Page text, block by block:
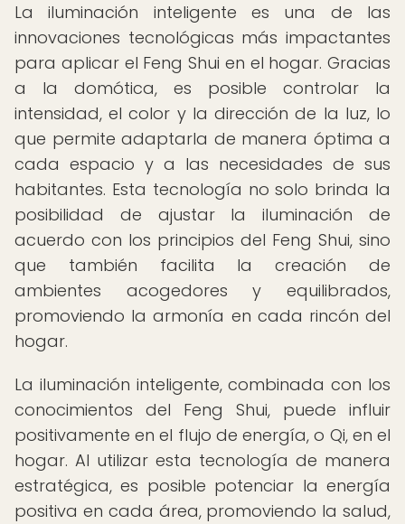
La iluminación inteligente es una de las
innovaciones tecnológicas más impactantes
para aplicar el Feng Shui en el hogar. Gracias
a la domótica, es posible controlar la
intensidad, el color y la dirección de la luz, lo
que permite adaptarla de manera óptima a
cada espacio y a las necesidades de sus
habitantes. Esta tecnología no solo brinda la
posibilidad de ajustar la iluminación de
acuerdo con los principios del Feng Shui, sino
que también facilita la creación de
ambientes acogedores y equilibrados,
promoviendo la armonía en cada rincón del
hogar.
La iluminación inteligente, combinada con los
conocimientos del Feng Shui, puede influir
positivamente en el flujo de energía, o Qi, en el
hogar. Al utilizar esta tecnología de manera
estratégica, es posible potenciar la energía
positiva en cada área, promoviendo la salud,